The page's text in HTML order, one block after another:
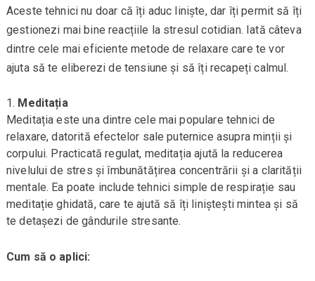
Aceste tehnici nu doar că îți aduc liniște, dar îți permit să îți
gestionezi mai bine reacțiile la stresul cotidian. Iată câteva
dintre cele mai eficiente metode de relaxare care te vor
ajuta să te eliberezi de tensiune și să îți recapeți calmul.
Meditația
Meditația este una dintre cele mai populare tehnici de
relaxare, datorită efectelor sale puternice asupra minții și
corpului. Practicată regulat, meditația ajută la reducerea
nivelului de stres și îmbunătățirea concentrării și a clarității
mentale. Ea poate include tehnici simple de respirație sau
meditație ghidată, care te ajută să îți liniștești mintea și să
te detașezi de gândurile stresante.
Cum să o aplici: